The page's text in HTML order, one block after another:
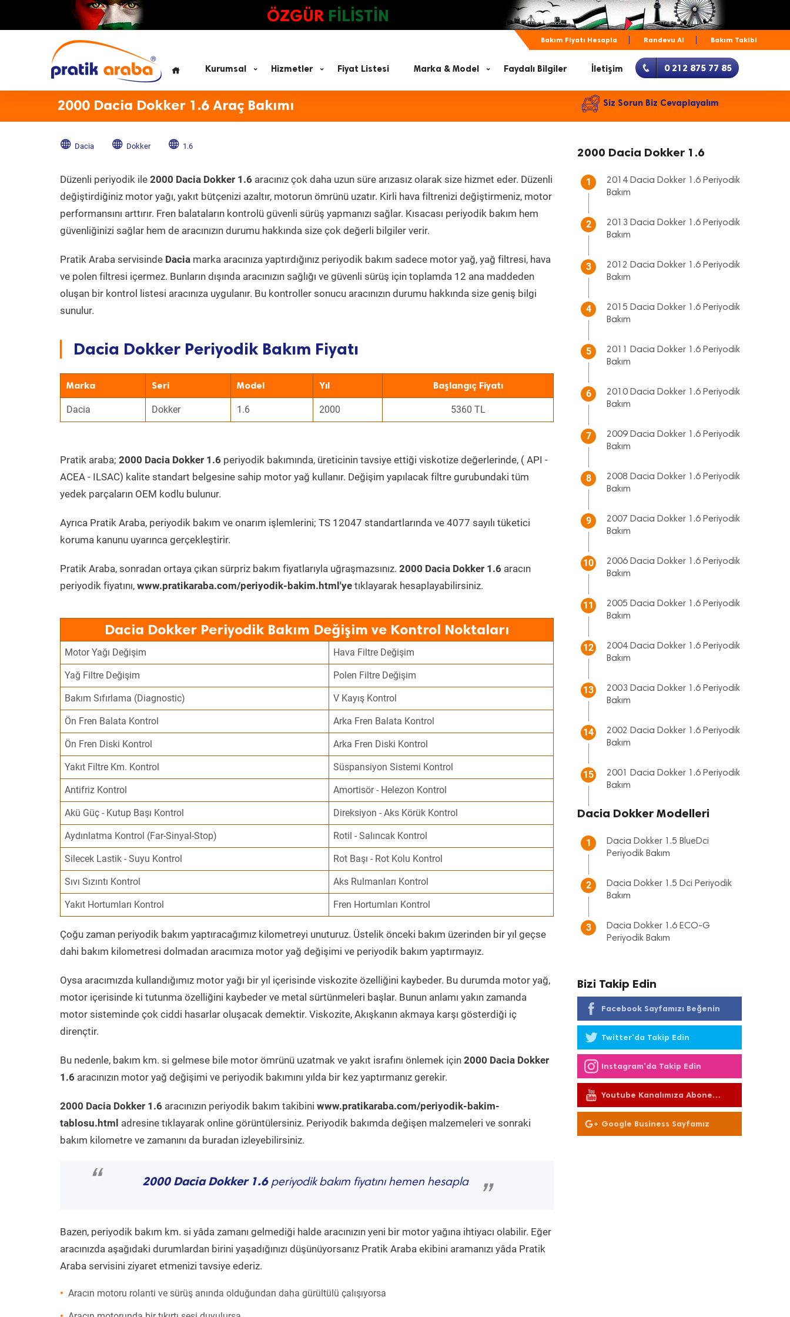
ÖZGÜR FİLİSTİN
Bakım Fiyatı Hesapla Randevu Al Bakım Takibi
Kurumsal Hizmetler Fiyat Listesi Marka & Model Faydalı Bilgiler İletişim 0 212 875 77 85
2000 Dacia Dokker 1.6 Araç Bakımı Siz Sorun Biz Cevaplayalım
Dacia Dokker 1.6
Düzenli periyodik ile 2000 Dacia Dokker 1.6 aracınız çok daha uzun süre arızasız olarak size hizmet eder. Düzenli
değiştirdiğiniz motor yağı, yakıt bütçenizi azaltır, motorun ömrünü uzatır. Kirli hava filtrenizi değiştirmeniz, motor
performansını arttırır. Fren balataların kontrolü güvenli sürüş yapmanızı sağlar. Kısacası periyodik bakım hem
güvenliğinizi sağlar hem de aracınızın durumu hakkında size çok değerli bilgiler verir.
Pratik Araba servisinde Dacia marka aracınıza yaptırdığınız periyodik bakım sadece motor yağ, yağ filtresi, hava
ve polen filtresi içermez. Bunların dışında aracınızın sağlığı ve güvenli sürüş için toplamda 12 ana maddeden
oluşan bir kontrol listesi aracınıza uygulanır. Bu kontroller sonucu aracınızın durumu hakkında size geniş bilgi
sunulur.
Dacia Dokker Periyodik Bakım Fiyatı
Marka Seri Model Yıl Başlangıç Fiyatı
Dacia Dokker 1.6 2000 5360 TL
Pratik araba; 2000 Dacia Dokker 1.6 periyodik bakımında, üreticinin tavsiye ettiği viskotize değerlerinde, ( API -
ACEA - ILSAC) kalite standart belgesine sahip motor yağ kullanır. Değişim yapılacak filtre gurubundaki tüm
yedek parçaların OEM kodlu bulunur.
Ayrıca Pratik Araba, periyodik bakım ve onarım işlemlerini; TS 12047 standartlarında ve 4077 sayılı tüketici
koruma kanunu uyarınca gerçekleştirir.
Pratik Araba, sonradan ortaya çıkan sürpriz bakım fiyatlarıyla uğraşmazsınız. 2000 Dacia Dokker 1.6 aracın
periyodik fiyatını, www.pratikaraba.com/periyodik-bakim.html'ye tıklayarak hesaplayabilirsiniz.
Dacia Dokker Periyodik Bakım Değişim ve Kontrol Noktaları
Motor Yağı Değişim Hava Filtre Değişim
Yağ Filtre Değişim Polen Filtre Değişim
Bakım Sıfırlama (Diagnostic) V Kayış Kontrol
Ön Fren Balata Kontrol Arka Fren Balata Kontrol
Ön Fren Diski Kontrol Arka Fren Diski Kontrol
Yakıt Filtre Km. Kontrol Süspansiyon Sistemi Kontrol
Antifriz Kontrol Amortisör - Helezon Kontrol
Akü Güç - Kutup Başı Kontrol Direksiyon - Aks Körük Kontrol
Aydınlatma Kontrol (Far-Sinyal-Stop) Rotil - Salıncak Kontrol
Silecek Lastik - Suyu Kontrol Rot Başı - Rot Kolu Kontrol
Sıvı Sızıntı Kontrol Aks Rulmanları Kontrol
Yakıt Hortumları Kontrol Fren Hortumları Kontrol
Çoğu zaman periyodik bakım yaptıracağımız kilometreyi unuturuz. Üstelik önceki bakım üzerinden bir yıl geçse
dahi bakım kilometresi dolmadan aracımıza motor yağ değişimi ve periyodik bakım yaptırmayız.
Oysa aracımızda kullandığımız motor yağı bir yıl içerisinde viskozite özelliğini kaybeder. Bu durumda motor yağ,
motor içerisinde ki tutunma özelliğini kaybeder ve metal sürtünmeleri başlar. Bunun anlamı yakın zamanda
motor sisteminde çok ciddi hasarlar oluşacak demektir. Viskozite, Akışkanın akmaya karşı gösterdiği iç
dirençtir.
Bu nedenle, bakım km. si gelmese bile motor ömrünü uzatmak ve yakıt israfını önlemek için 2000 Dacia Dokker
1.6 aracınızın motor yağ değişimi ve periyodik bakımını yılda bir kez yaptırmanız gerekir.
2000 Dacia Dokker 1.6 aracınızın periyodik bakım takibini www.pratikaraba.com/periyodik-bakim-
tablosu.html adresine tıklayarak online görüntülersiniz. Periyodik bakımda değişen malzemeleri ve sonraki
bakım kilometre ve zamanını da buradan izleyebilirsiniz.
“ 2000 Dacia Dokker 1.6periyodik bakım fiyatını hemen hesapla
”
Bazen, periyodik bakım km. si yâda zamanı gelmediği halde aracınızın yeni bir motor yağına ihtiyacı olabilir. Eğer
aracınızda aşağıdaki durumlardan birini yaşadığınızı düşünüyorsanız Pratik Araba ekibini aramanızı yâda Pratik
Araba servisini ziyaret etmenizi tavsiye ederiz.
Aracın motoru rolanti ve sürüş anında olduğundan daha gürültülü çalışıyorsa
2000 Dacia Dokker 1.6
1
2014 Dacia Dokker 1.6 Periyodik
Bakım
2
2013 Dacia Dokker 1.6 Periyodik
Bakım
3
2012 Dacia Dokker 1.6 Periyodik
Bakım
4
2015 Dacia Dokker 1.6 Periyodik
Bakım
5
2011 Dacia Dokker 1.6 Periyodik
Bakım
6
2010 Dacia Dokker 1.6 Periyodik
Bakım
7
2009 Dacia Dokker 1.6 Periyodik
Bakım
8
2008 Dacia Dokker 1.6 Periyodik
Bakım
9
2007 Dacia Dokker 1.6 Periyodik
Bakım
10
2006 Dacia Dokker 1.6 Periyodik
Bakım
11
2005 Dacia Dokker 1.6 Periyodik
Bakım
12
2004 Dacia Dokker 1.6 Periyodik
Bakım
13
2003 Dacia Dokker 1.6 Periyodik
Bakım
14
2002 Dacia Dokker 1.6 Periyodik
Bakım
15
2001 Dacia Dokker 1.6 Periyodik
Bakım
Dacia Dokker Modelleri
1
Dacia Dokker 1.5 BlueDci
Periyodik Bakım
2
Dacia Dokker 1.5 Dci Periyodik
Bakım
3
Dacia Dokker 1.6 ECO-G
Periyodik Bakım
Bizi Takip Edin
Facebook Sayfamızı Beğenin
Twitter'da Takip Edin
Instagram'da Takip Edin
Youtube Kanalımıza Abone
Olun
Google Business Sayfamız